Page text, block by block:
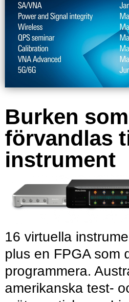
Burken som
förvandlas
instrument
16 virtuella
plus en FPGA som
programmera.
amerikanska test-